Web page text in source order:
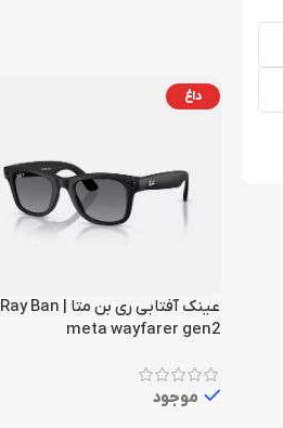
داغ
عینک آفتابی ری بن متا | Ray Ban
meta wayfarer gen2
موجود